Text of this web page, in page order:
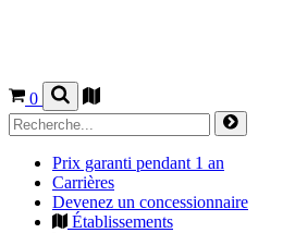
0
Prix garanti pendant 1 an
Carrières
Devenez un concessionnaire
Établissements